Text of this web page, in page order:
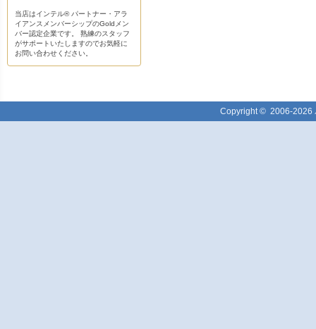
当店はインテル® パートナー・アラ
イアンスメンバーシップのGoldメン
バー認定企業です。 熟練のスタッフ
がサポートいたしますのでお気軽に
お問い合わせください。
Copyright © 2006-2026